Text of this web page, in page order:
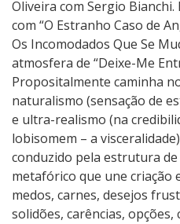
Oliveira com Sergio Bianchi.
com “O Estranho Caso de
Os Incomodados Que Se
atmosfera de “Deixe-Me
Propositalmente caminha
naturalismo (sensação de
e ultra-realismo (na
lobisomem – a
conduzido pela estrutura
metafórico que une criação
medos, carnes, desejos
solidões, carências, opções,